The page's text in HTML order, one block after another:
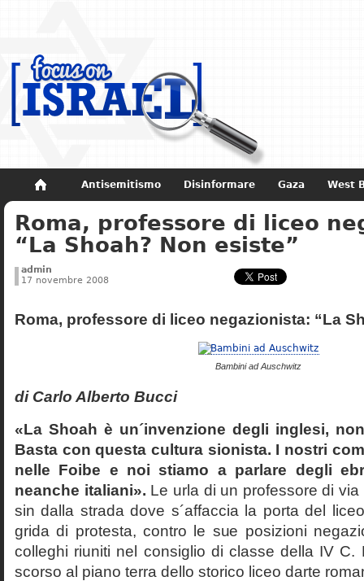
Antisemitismo Disinformare Gaza West
Non dimenticare Storia di Israele
Roma, professore di liceo
“La Shoah? Non esiste”
admin
17 novembre 2008
Roma, professore di liceo negazionista: “La
Bambini ad Auschwitz
di Carlo Alberto Bucci
«La Shoah è un´invenzione degli inglesi,
Basta con questa cultura sionista. I nostri
nelle Foibe e noi stiamo a parlare degli
neanche italiani». Le urla di un professore di
sin dalla strada dove s´affaccia la porta del
grida di protesta, contro le sue posizioni
colleghi riuniti nel consiglio di classe della IV C.
scorso al piano terra dello storico liceo darte